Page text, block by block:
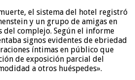
el sistema del hotel registró
y un grupo de amigas en
del complejo. Según el informe
signos evidentes de ebriedad
íntimas en público que
de exposición parcial del
a otros huéspedes».